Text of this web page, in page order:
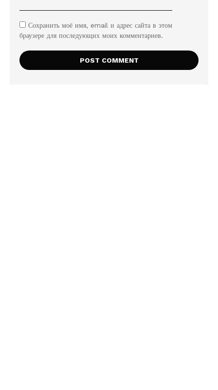
Сохранить моё имя, email и адрес сайта в этом
браузере для последующих моих комментариев.